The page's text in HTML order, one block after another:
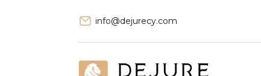
info@dejurecy.com